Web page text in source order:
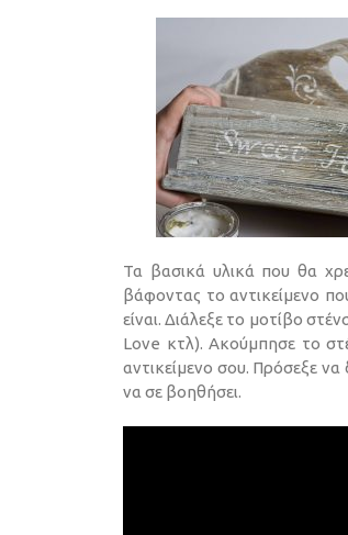
Τα βασικά υλικά που θα
βάφοντας το αντικείμενο
είναι. Διάλεξε το μοτίβο
Love κτλ). Ακούμπησε το
αντικείμενο σου. Πρόσεξε
να σε βοηθήσει.